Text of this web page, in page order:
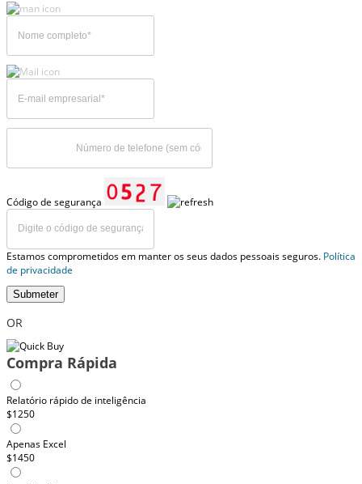
Código de segurança
Estamos comprometidos em manter os seus dados pessoais seguros. Política
de privacidade
Submeter
OR
Compra Rápida
Relatório rápido de inteligência
$1250
Apenas Excel
$1450